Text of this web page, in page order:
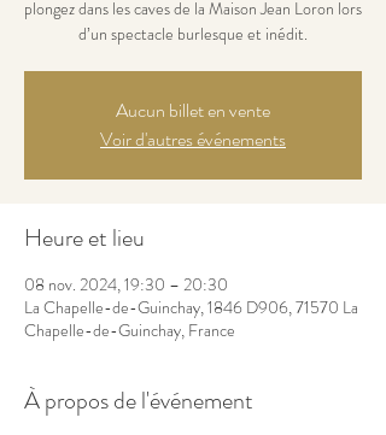
plongez dans les caves de la Maison Jean Loron lors
d’un spectacle burlesque et inédit.
Aucun billet en vente
Voir d'autres événements
Heure et lieu
08 nov. 2024, 19:30 – 20:30
La Chapelle-de-Guinchay, 1846 D906, 71570 La
Chapelle-de-Guinchay, France
À propos de l'événement